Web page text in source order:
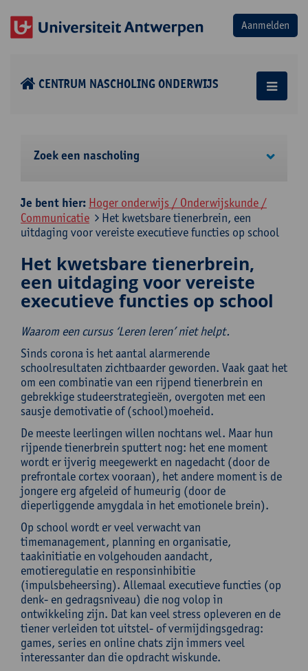
CENTRUM NASCHOLING ONDERWIJS
Zoek een nascholing
Je bent hier: Hoger onderwijs / Onderwijskunde /
Communicatie
Het kwetsbare tienerbrein, een
uitdaging voor vereiste executieve functies op school
Het kwetsbare tienerbrein,
een uitdaging voor vereiste
executieve functies op school
Waarom een cursus ‘Leren leren’ niet helpt.
Sinds corona is het aantal alarmerende
schoolresultaten zichtbaarder geworden. Vaak gaat het
om een combinatie van een rijpend tienerbrein en
gebrekkige studeerstrategieën, overgoten met een
sausje demotivatie of (school)moeheid.
De meeste leerlingen willen nochtans wel. Maar hun
rijpende tienerbrein sputtert nog: het ene moment
wordt er ijverig meegewerkt en nagedacht (door de
prefrontale cortex vooraan), het andere moment is de
jongere erg afgeleid of humeurig (door de
dieperliggende amygdala in het emotionele brein).
Op school wordt er veel verwacht van
timemanagement, planning en organisatie,
taakinitiatie en volgehouden aandacht,
emotieregulatie en responsinhibitie
(impulsbeheersing). Allemaal executieve functies (op
denk- en gedragsniveau) die nog volop in
ontwikkeling zijn. Dat kan veel stress opleveren en de
tiener verleiden tot uitstel- of vermijdingsgedrag:
games, series en online chats zijn immers veel
interessanter dan die opdracht wiskunde.